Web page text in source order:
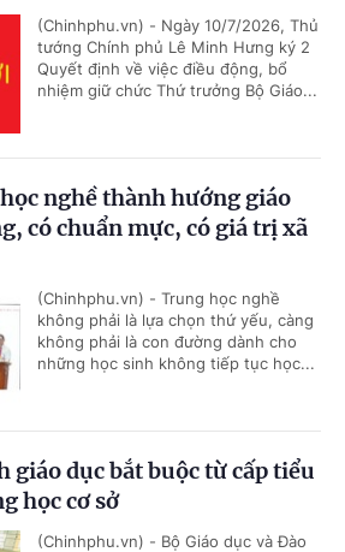
(Chinhphu.vn) - Ngày 10/7/2026, Thủ
tướng Chính phủ Lê Minh Hưng ký 2
Quyết định về việc điều động, bổ
nhiệm giữ chức Thứ trưởng Bộ Giáo...
nghề thành hướng giáo
có chuẩn mực, có giá trị xã
(Chinhphu.vn) - Trung học nghề
không phải là lựa chọn thứ yếu, càng
không phải là con đường dành cho
những học sinh không tiếp tục học...
giáo dục bắt buộc từ cấp tiểu
học cơ sở
(Chinhphu.vn) - Bộ Giáo dục và Đào